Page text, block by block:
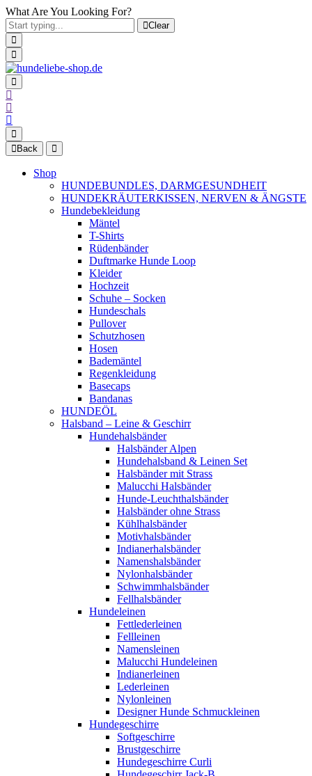
What Are You Looking For?
Clear
Back
Shop
HUNDEBUNDLES, DARMGESUNDHEIT
HUNDEKRÄUTERKISSEN, NERVEN & ÄNGSTE
Hundebekleidung
Mäntel
T-Shirts
Rüdenbänder
Duftmarke Hunde Loop
Kleider
Hochzeit
Schuhe – Socken
Hundeschals
Pullover
Schutzhosen
Hosen
Bademäntel
Regenkleidung
Basecaps
Bandanas
HUNDEÖL
Halsband – Leine & Geschirr
Hundehalsbänder
Halsbänder Alpen
Hundehalsband & Leinen Set
Halsbänder mit Strass
Malucchi Halsbänder
Hunde-Leuchthalsbänder
Halsbänder ohne Strass
Kühlhalsbänder
Motivhalsbänder
Indianerhalsbänder
Namenshalsbänder
Nylonhalsbänder
Schwimmhalsbänder
Fellhalsbänder
Hundeleinen
Fettlederleinen
Fellleinen
Namensleinen
Malucchi Hundeleinen
Indianerleinen
Lederleinen
Nylonleinen
Designer Hunde Schmuckleinen
Hundegeschirre
Softgeschirre
Brustgeschirre
Hundegeschirre Curli